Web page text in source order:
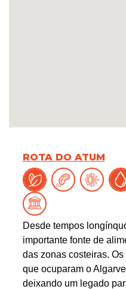
ROTA DO ATUM
Desde tempos
importante fonte de
das zonas costeiras.
que ocuparam o
deixando um legado